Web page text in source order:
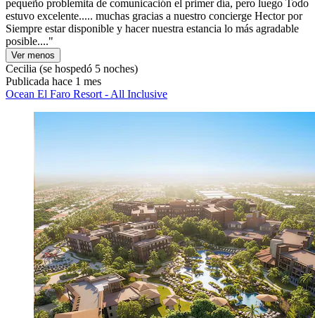
pequeño problemita de comunicación el primer día, pero luego Todo
estuvo excelente..... muchas gracias a nuestro concierge Hector por
Siempre estar disponible y hacer nuestra estancia lo más agradable
posible...."
Ver menos
Cecilia (se hospedó 5 noches)
Publicada hace 1 mes
Ocean El Faro Resort - All Inclusive